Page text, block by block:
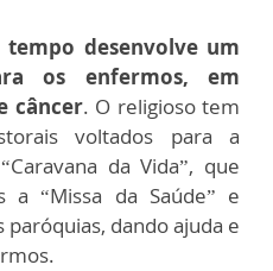
desenvolve um
os enfermos, em
câncer. O religioso tem
voltados para a
da Vida”, que
a “Missa da Saúde” e
dando ajuda e